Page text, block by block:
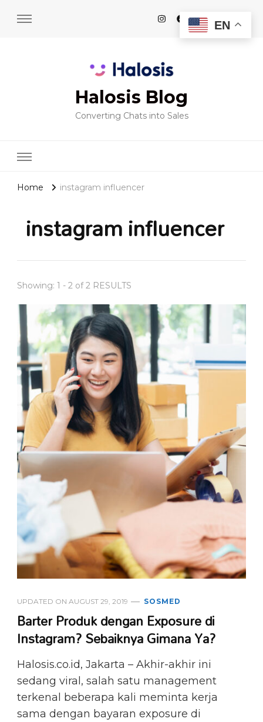
Halosis Blog
Converting Chats into Sales
Home instagram influencer
instagram influencer
Showing: 1 - 2 of 2 RESULTS
UPDATED ON AUGUST 29, 2019 SOSMED
Barter Produk dengan Exposure di
Instagram? Sebaiknya Gimana Ya?
Halosis.co.id, Jakarta – Akhir-akhir ini
sedang viral, salah satu management
terkenal beberapa kali meminta kerja
sama dengan bayaran exposure di
EN